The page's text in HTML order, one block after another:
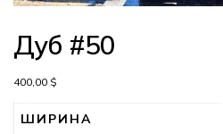
Дуб #50
400,00 $
ШИРИНА